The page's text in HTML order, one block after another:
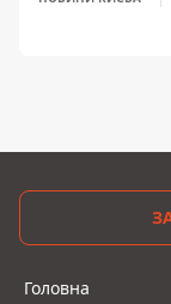
Головна